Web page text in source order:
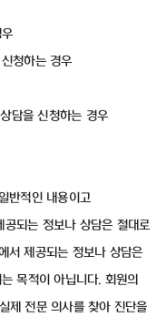
청하는 경우
담을 신청하는 경우
반적인 내용이고
되는 정보나 상담은 절대로
서 제공되는 정보나 상담은
목적이 아닙니다. 회원의
제 전문 의사를 찾아 진단을